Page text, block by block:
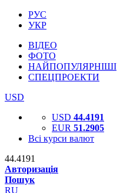
РУС
УКР
ВІДЕО
ФОТО
НАЙПОПУЛЯРНІШІ
СПЕЦПРОЕКТИ
USD
USD 44.4191
EUR 51.2905
Всі курси валют
44.4191
Авторизація
Пошук
RU